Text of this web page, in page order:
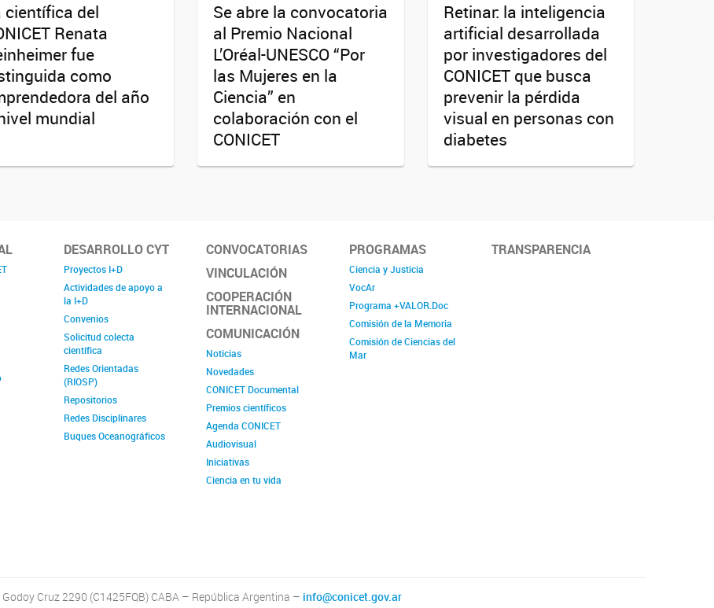
científica del
Renata
fue
como
del año
mundial
Se abre la convocatoria
al Premio Nacional
L’Oréal-UNESCO “Por
las Mujeres en la
Ciencia” en
colaboración con el
CONICET
Retinar: la inteligencia
artificial desarrollada
por investigadores del
CONICET que busca
prevenir la pérdida
visual en personas con
diabetes
DESARROLLO CYT
Proyectos I+D
Actividades de apoyo a
la I+D
Convenios
Solicitud colecta
científica
Redes Orientadas
(RIOSP)
Repositorios
Redes Disciplinares
Buques Oceanográficos
CONVOCATORIAS
VINCULACIÓN
COOPERACIÓN
INTERNACIONAL
COMUNICACIÓN
Noticias
Novedades
CONICET Documental
Premios científicos
Agenda CONICET
Audiovisual
Iniciativas
Ciencia en tu vida
PROGRAMAS
Ciencia y Justicia
VocAr
Programa +VALOR.Doc
Comisión de la Memoria
Comisión de Ciencias del
Mar
TRANSPARENCIA
Godoy Cruz 2290 (C1425FQB) CABA – República Argentina – info@conicet.gov.ar